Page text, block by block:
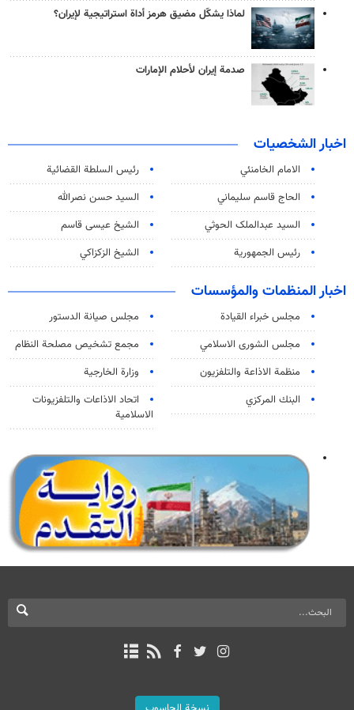
لماذا يشكّل مضيق هرمز أداة استراتيجية لإيران؟
صدمة إيران لأحلام الإمارات
اخبار الشخصيات
الامام الخامنئي
رئیس السلطة القضائیة
الحاج قاسم سليماني
السيد حسن نصرالله
السید عبدالملک الحوثي
الشيخ عيسى قاسم
رئيس الجمهورية
الشيخ الزكزاكي
اخبار المنظمات والمؤسسات
مجلس خبراء القيادة
مجلس صيانة الدستور
مجلس الشورى الاسلامي
مجمع تشخيص مصلحة النظام
منظمة الاذاعة والتلفزیون
وزارة الخارجية
البنك المركزي
اتحاد الاذاعات والتلفزيونات
الاسلامية